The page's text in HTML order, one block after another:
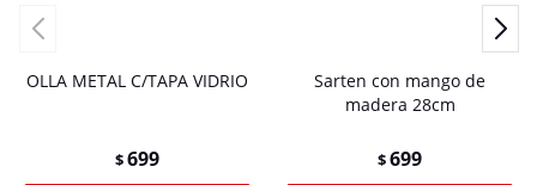
OLLA METAL C/TAPA VIDRIO
$699
Sarten con mango de
madera 28cm
$699